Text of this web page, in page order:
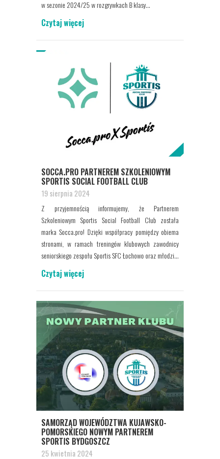
w sezonie 2024/25 w rozgrywkach B klasy...
Czytaj więcej
SOCCA.PRO PARTNEREM SZKOLENIOWYM
SPORTIS SOCIAL FOOTBALL CLUB
19 sierpnia 2024
Z przyjemnością informujemy, że Partnerem
Szkoleniowym Sportis Social Football Club została
marka Socca.pro! Dzięki współpracy pomiędzy obiema
stronami, w ramach treningów klubowych zawodnicy
seniorskiego zespołu Sportis SFC Łochowo oraz młodzi...
Czytaj więcej
SAMORZĄD WOJEWÓDZTWA KUJAWSKO-
POMORSKIEGO NOWYM PARTNEREM
SPORTIS BYDGOSZCZ
25 kwietnia 2024